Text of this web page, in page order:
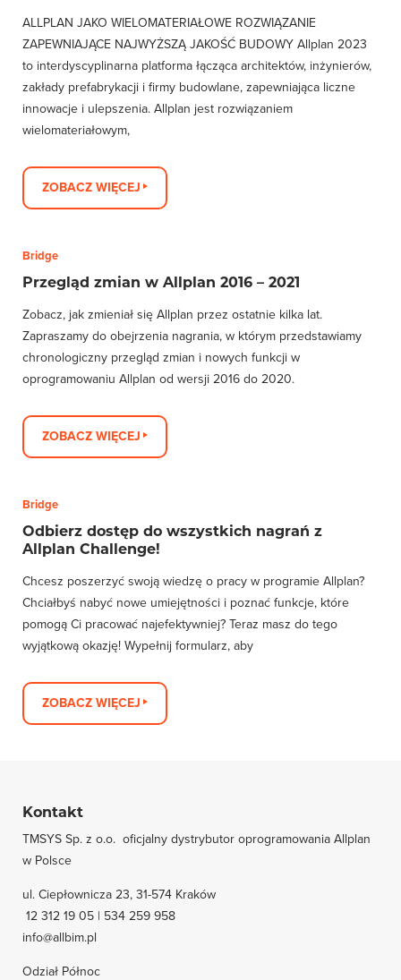
ALLPLAN JAKO WIELOMATERIAŁOWE ROZWIĄZANIE
ZAPEWNIAJĄCE NAJWYŻSZĄ JAKOŚĆ BUDOWY Allplan 2023
to interdyscyplinarna platforma łącząca architektów, inżynierów,
zakłady prefabrykacji i firmy budowlane, zapewniająca liczne
innowacje i ulepszenia. Allplan jest rozwiązaniem
wielomateriałowym,
ZOBACZ WIĘCEJ
Bridge
Przegląd zmian w Allplan 2016 – 2021
Zobacz, jak zmieniał się Allplan przez ostatnie kilka lat.
Zapraszamy do obejrzenia nagrania, w którym przedstawiamy
chronologiczny przegląd zmian i nowych funkcji w
oprogramowaniu Allplan od wersji 2016 do 2020.
ZOBACZ WIĘCEJ
Bridge
Odbierz dostęp do wszystkich nagrań z
Allplan Challenge!
Chcesz poszerzyć swoją wiedzę o pracy w programie Allplan?
Chciałbyś nabyć nowe umiejętności i poznać funkcje, które
pomogą Ci pracować najefektywniej? Teraz masz do tego
wyjątkową okazję! Wypełnij formularz, aby
ZOBACZ WIĘCEJ
Kontakt
TMSYS Sp. z o.o. ­ oficjalny dystrybutor oprogramowania Allplan
w Polsce
ul. Ciepłownicza 23, 31-574 Kraków
12 312 19 05 | 534 259 958
info@allbim.pl
Odział Północ